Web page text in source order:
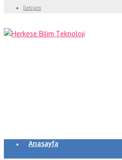
İletişim
Anasayfa